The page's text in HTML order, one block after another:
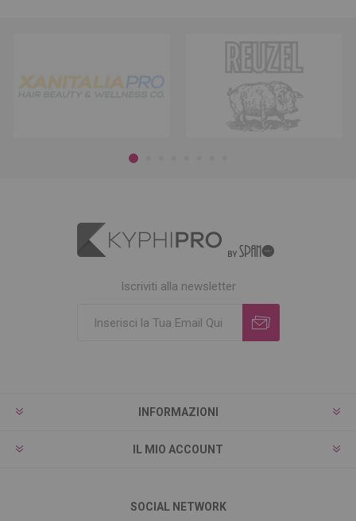
Iscriviti alla newsletter
INFORMAZIONI
IL MIO ACCOUNT
SOCIAL NETWORK